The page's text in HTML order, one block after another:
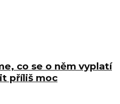
co se o něm vyplatí
příliš moc